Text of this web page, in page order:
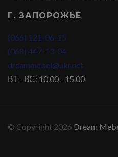
Г. ЗАПОРОЖЬЕ
(066) 121-06-15
(068) 447-13-04
dreammebel@ukr.net
ВТ - ВС: 10.00 - 15.00
© Copyright 2026 Dream